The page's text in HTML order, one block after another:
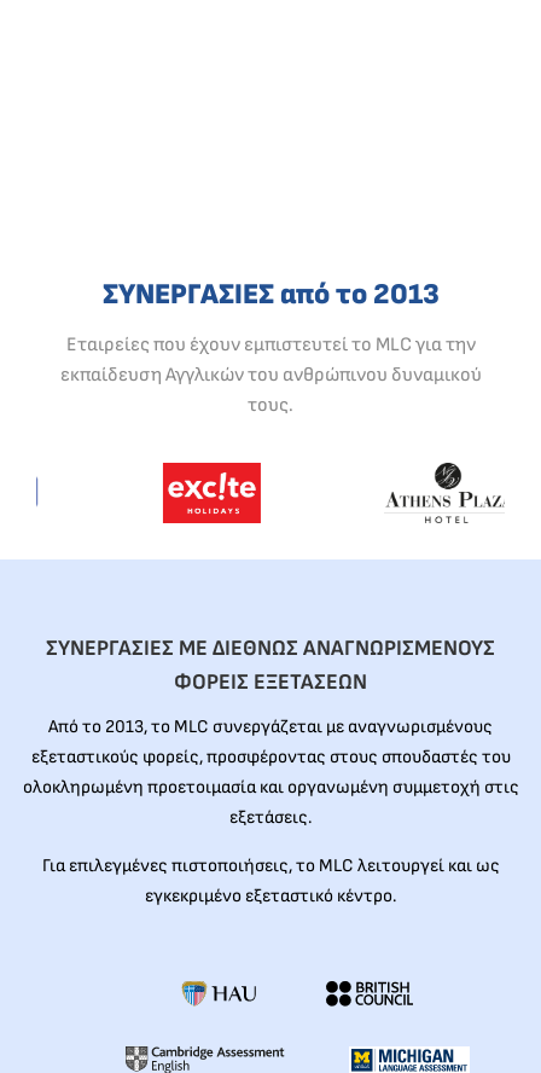
ΣΥΝΕΡΓΑΣΙΕΣ από το 2013
Εταιρείες που έχουν εμπιστευτεί το MLC για την
εκπαίδευση Αγγλικών του ανθρώπινου δυναμικού
τους.
ΣΥΝΕΡΓΑΣΙΕΣ ΜΕ ΔΙΕΘΝΩΣ ΑΝΑΓΝΩΡΙΣΜΕΝΟΥΣ
ΦΟΡΕΙΣ ΕΞΕΤΑΣΕΩΝ
Από το 2013, το MLC συνεργάζεται με αναγνωρισμένους
εξεταστικούς φορείς, προσφέροντας στους σπουδαστές του
ολοκληρωμένη προετοιμασία και οργανωμένη συμμετοχή στις
εξετάσεις.
Για επιλεγμένες πιστοποιήσεις, το MLC λειτουργεί και ως
εγκεκριμένο εξεταστικό κέντρο.